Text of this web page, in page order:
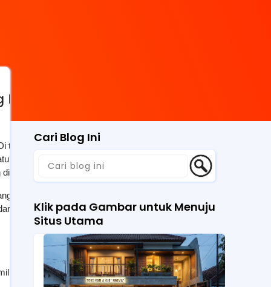
Dicari Masyarakat
meningkatnya kesadaran akan pentingnya
pencarian yang cukup sering muncul adalah
rumah
kawasan tersebut.
medis saat sakit, rumah sakit juga berfungsi
fasilitas kesehatan.
Cari Blog Ini
Klik pada Gambar untuk Menuju
Situs Utama